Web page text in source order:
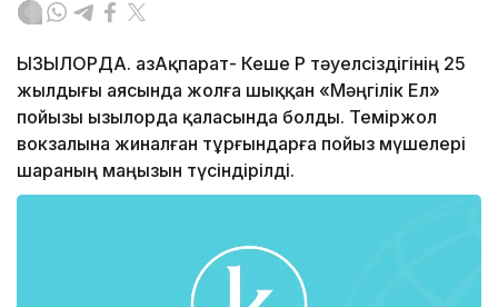
ҚЫЗЫЛОРДА. ҚазАқпарат- Кеше ҚР тәуелсіздігінің 25
жылдығы аясында жолға шыққан «Мәңгілік Ел»
пойызы Қызылорда қаласында болды. Теміржол
вокзалына жиналған тұрғындарға пойыз мүшелері
шараның маңызын түсіндірілді.